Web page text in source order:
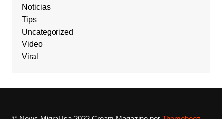
Noticias
Tips
Uncategorized
Video
Viral